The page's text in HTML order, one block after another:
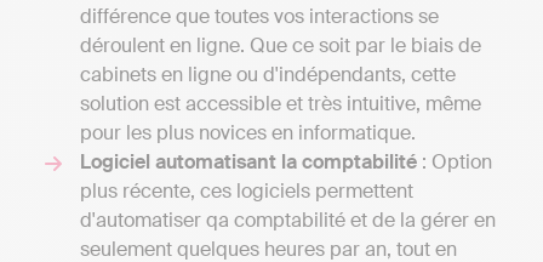
différence que toutes vos interactions se
déroulent en ligne. Que ce soit par le biais de
cabinets en ligne ou d'indépendants, cette
solution est accessible et très intuitive, même
pour les plus novices en informatique.
Logiciel automatisant la comptabilité : Option
plus récente, ces logiciels permettent
d'automatiser qa comptabilité et de la gérer en
seulement quelques heures par an, tout en